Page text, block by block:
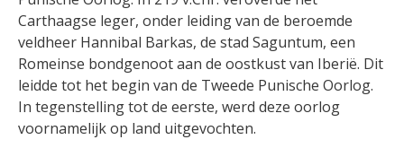
Carthaagse leger, onder leiding van de beroemde
veldheer Hannibal Barkas, de stad Saguntum, een
Romeinse bondgenoot aan de oostkust van Iberië. Dit
leidde tot het begin van de Tweede Punische Oorlog.
In tegenstelling tot de eerste, werd deze oorlog
voornamelijk op land uitgevochten.